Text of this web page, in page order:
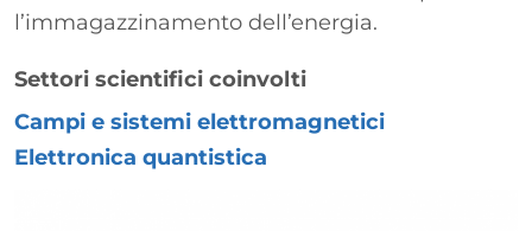
l’immagazzinamento dell’energia.
Settori scientifici coinvolti
Campi e sistemi elettromagnetici
Elettronica quantistica